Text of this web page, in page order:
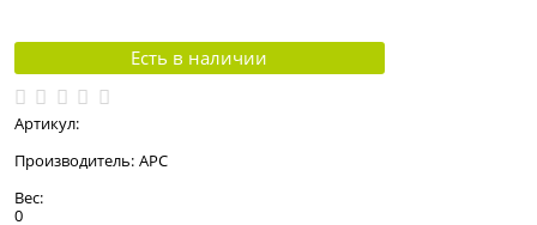
Есть в наличии
Артикул:
Производитель: APC
Вес:
0